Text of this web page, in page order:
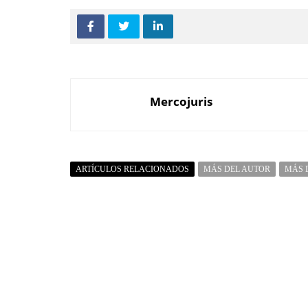
Mercojuris
ARTÍCULOS RELACIONADOS MÁS DEL AUTOR MÁS